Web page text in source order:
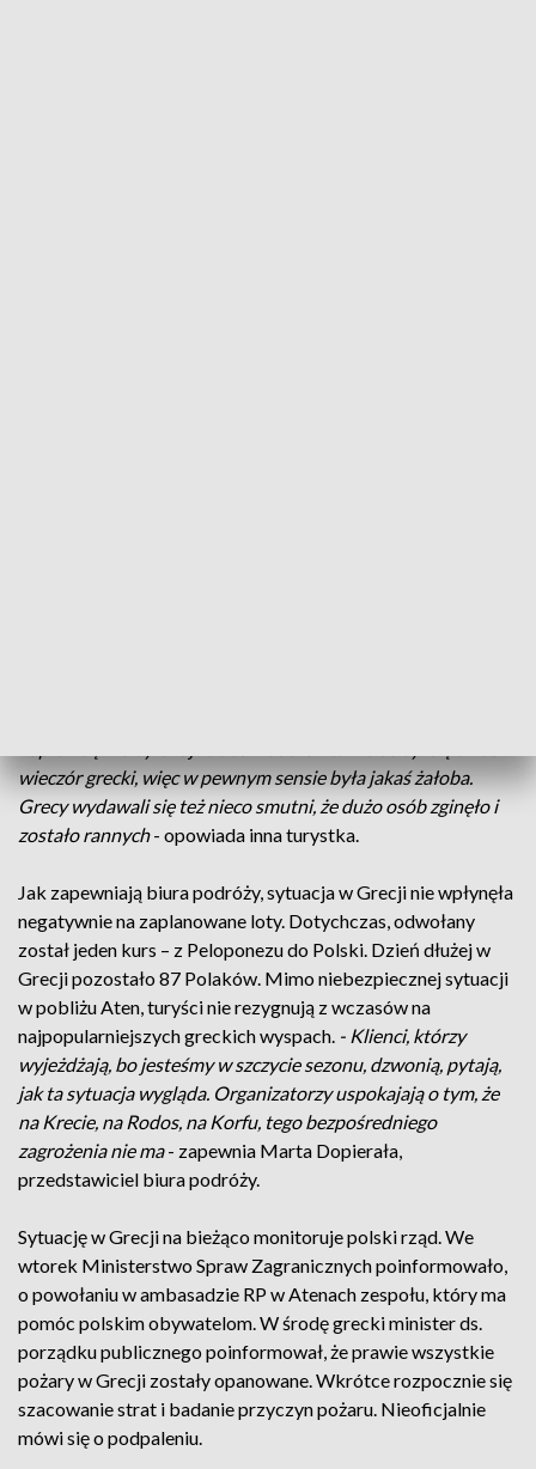
wieczór grecki, więc w pewnym sensie była jakaś żałoba.
Grecy wydawali się też nieco smutni, że dużo osób zginęło i
zostało rannych- opowiada inna turystka.
Jak zapewniają biura podróży, sytuacja w Grecji nie wpłynęła
negatywnie na zaplanowane loty. Dotychczas, odwołany
został jeden kurs – z Peloponezu do Polski. Dzień dłużej w
Grecji pozostało 87 Polaków. Mimo niebezpiecznej sytuacji
w pobliżu Aten, turyści nie rezygnują z wczasów na
najpopularniejszych greckich wyspach. - Klienci, którzy
wyjeżdżają, bo jesteśmy w szczycie sezonu, dzwonią, pytają,
jak ta sytuacja wygląda. Organizatorzy uspokajają o tym, że
na Krecie, na Rodos, na Korfu, tego bezpośredniego
zagrożenia nie ma- zapewnia Marta Dopierała,
przedstawiciel biura podróży.
Sytuację w Grecji na bieżąco monitoruje polski rząd. We
wtorek Ministerstwo Spraw Zagranicznych poinformowało,
o powołaniu w ambasadzie RP w Atenach zespołu, który ma
pomóc polskim obywatelom. W środę grecki minister ds.
porządku publicznego poinformował, że prawie wszystkie
pożary w Grecji zostały opanowane. Wkrótce rozpocznie się
szacowanie strat i badanie przyczyn pożaru. Nieoficjalnie
mówi się o podpaleniu.